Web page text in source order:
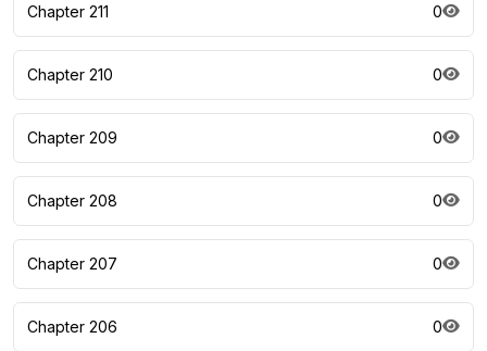
Chapter 211 0
Chapter 210 0
Chapter 209 0
Chapter 208 0
Chapter 207 0
Chapter 206 0